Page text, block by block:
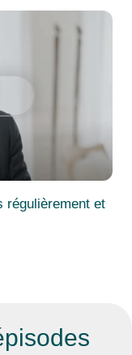
régulièrement et